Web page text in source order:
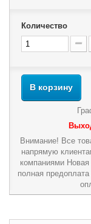
Количество
В корзину
Внимание! Все
напрямую
компаниями
полная